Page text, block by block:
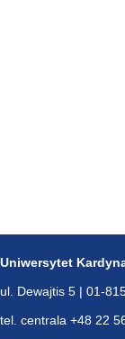
Uniwersytet
ul. Dewajtis 5 | 01-
tel. centrala +48 22